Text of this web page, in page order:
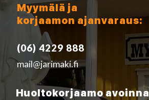
Myymälä ja
korjaamon ajanvaraus:
(06) 4229 888
mail@jarimaki.fi
Huoltokorjaamo avoinna